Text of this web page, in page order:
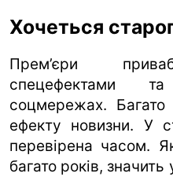
Хочеться
Прем’єри
спецефектами
соцмережах.
ефекту новизни. У
перевірена часом.
багато років,